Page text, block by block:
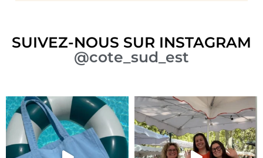
SUIVEZ-NOUS SUR INSTAGRAM
@cote_sud_est